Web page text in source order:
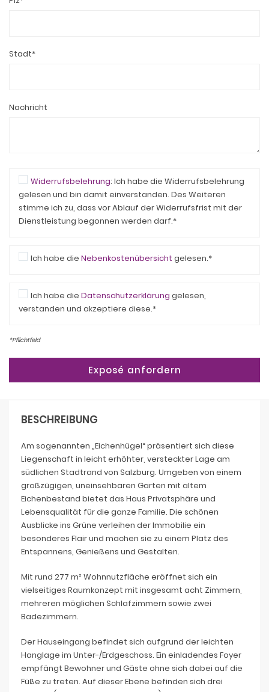
Stadt*
Nachricht
Widerrufsbelehrung: Ich habe die Widerrufsbelehrung
gelesen und bin damit einverstanden. Des Weiteren
stimme ich zu, dass vor Ablauf der Widerrufsfrist mit der
Dienstleistung begonnen werden darf.*
Ich habe die Nebenkostenübersicht gelesen.*
Ich habe die Datenschutzerklärung gelesen,
verstanden und akzeptiere diese.*
*Pflichtfeld
BESCHREIBUNG
Am sogenannten „Eichenhügel“ präsentiert sich diese
Liegenschaft in leicht erhöhter, versteckter Lage am
südlichen Stadtrand von Salzburg. Umgeben von einem
großzügigen, uneinsehbaren Garten mit altem
Eichenbestand bietet das Haus Privatsphäre und
Lebensqualität für die ganze Familie. Die schönen
Ausblicke ins Grüne verleihen der Immobilie ein
besonderes Flair und machen sie zu einem Platz des
Entspannens, Genießens und Gestalten.
Mit rund 277 m² Wohnnutzfläche eröffnet sich ein
vielseitiges Raumkonzept mit insgesamt acht Zimmern,
mehreren möglichen Schlafzimmern sowie zwei
Badezimmern.
Der Hauseingang befindet sich aufgrund der leichten
Hanglage im Unter-/Erdgeschoss. Ein einladendes Foyer
empfängt Bewohner und Gäste ohne sich dabei auf die
Füße zu treten. Auf dieser Ebene befinden sich drei